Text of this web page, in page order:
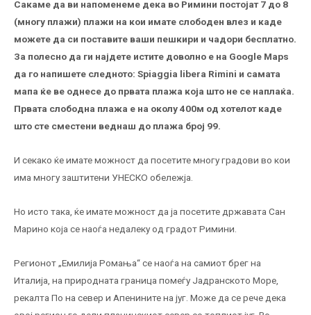
Сакаме да ви напоменеме дека во Римини постојат 7 до 8
(многу плажи) плажи на кои имате слободен влез и каде
можете да си поставите ваши пешкири и чадори бесплатно.
За полесно да ги најдете истите доволно е на Google Maps
да го напишете следното: Spiaggia libera Rimini и самата
мапа ќе ве однесе до првата плажа која што не се наплаќа.
Првата слободна плажа е на околу 400м од хотелот каде
што сте сместени веднаш до плажа број 99.
И секако ќе имате можност да посетите многу градови во кои
има многу заштитени УНЕСКО обележја.
Но исто така, ќе имате можност да ја посетите државата Сан
Марино која се наоѓа недалеку од градот Римини.
Регионот „Емилија Ромања“ се наоѓа на самиот брег на
Италија, на природната граница помеѓу Јадранското Море,
рекалта По на север и Апенините на југ. Може да се рече дека